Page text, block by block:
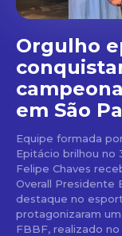
Orgulho
em São
Equipe formada
Epitácio brilhou no
Felipe Chaves
Overall Presidente Epitácio voltou a ocupar um lugar de
destaque no
protagonizaram
FBBF, realizado